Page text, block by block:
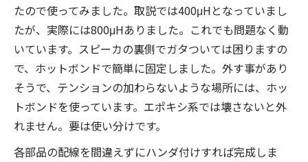
たので使ってみました。取説では400μHとなっていまし
たが、実際には800μHありました。これでも問題なく動
いています。スピーカの裏側でガタついては困りますの
で、ホットボンドで簡単に固定しました。外す事があり
そうで、テンションの加わらないような場所には、ホッ
トボンドを使っています。エポキシ系では壊さないと外
れません。要は使い分けです。
各部品の配線を間違えずにハンダ付けすれば完成しま